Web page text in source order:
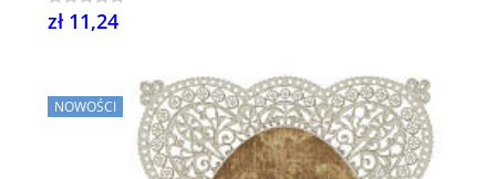
zł 11,24
NOWOŚCI